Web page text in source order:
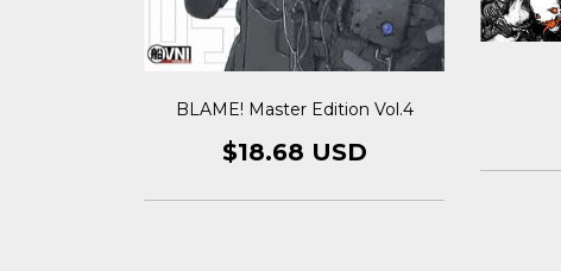
BLAME! Master Edition Vol.4
$18.68 USD